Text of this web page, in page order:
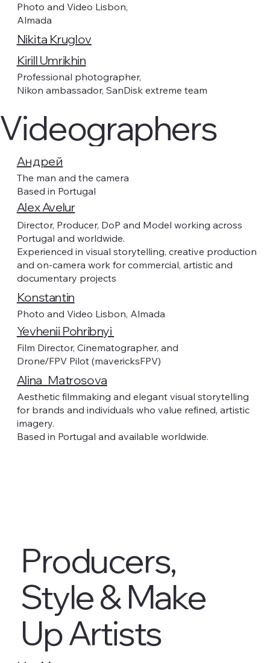
Photo and Video Lisbon,
Almada
Nikita Kruglov
Kirill Umrikhin
Professional photographer,
Nikon ambassador, SanDisk extreme team
Videographers
Андрей
The man and the camera
Based in Portugal
Alex Avelur
Director, Producer, DoP and Model working across
Portugal and worldwide.
Experienced in visual storytelling, creative production
and on-camera work for commercial, artistic and
documentary projects
Konstantin
Photo and Video Lisbon, Almada
Yevhenii Pohribnyi
Film Director, Cinematographer, and
Drone/FPV Pilot (mavericksFPV)
Alina_Matrosova
Aesthetic filmmaking and elegant visual storytelling
for brands and individuals who value refined, artistic
imagery.
Based in Portugal and available worldwide.
Producers,
Style & Make
Up Artists